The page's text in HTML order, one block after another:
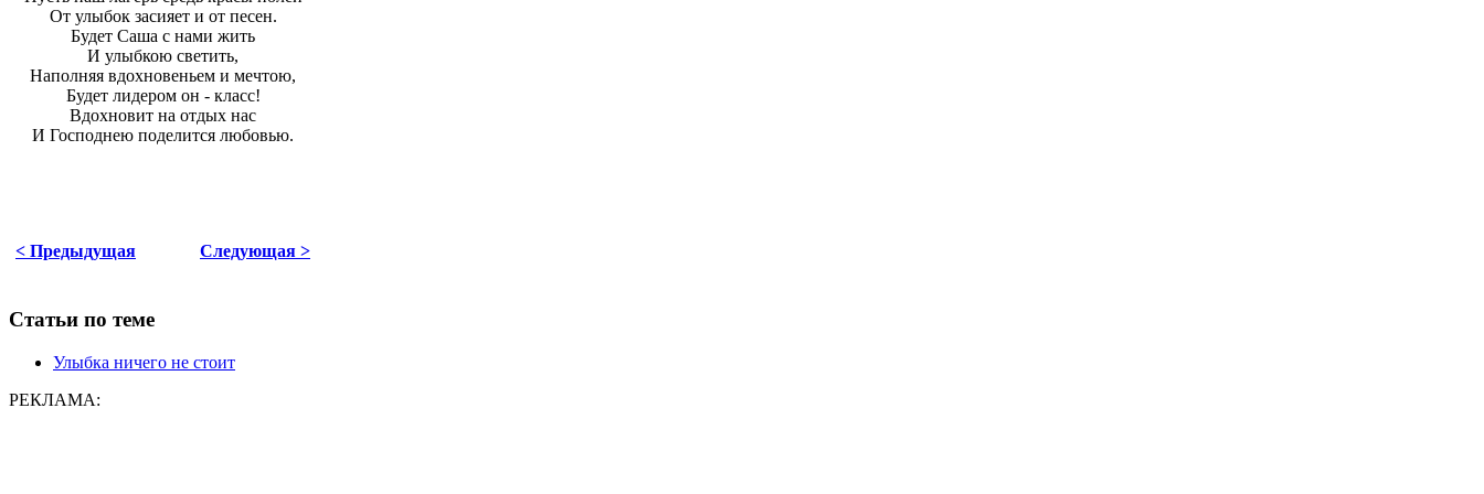
От улыбок засияет и от песен.
Будет Саша с нами жить
И улыбкою светить,
Наполняя вдохновеньем и мечтою,
Будет лидером он - класс!
Вдохновит на отдых нас
И Господнею поделится любовью.
< Предыдущая Следующая >
Статьи по теме
Улыбка ничего не стоит
РЕКЛАМА: